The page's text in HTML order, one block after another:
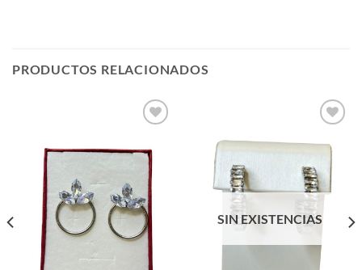
PRODUCTOS RELACIONADOS
a la
lista de
deseos
a la
deseos
SIN EXISTENCIAS